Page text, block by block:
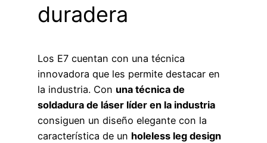
duradera
Los E7 cuentan con una técnica
innovadora que les permite destacar en
la industria. Con una técnica de
soldadura de láser líder en la industria
consiguen un diseño elegante con la
característica de un holeless leg design